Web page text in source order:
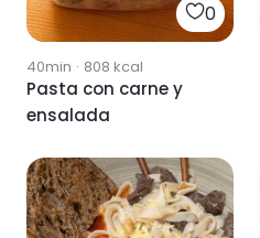
0
40min · 808 kcal
Pasta con carne y
ensalada